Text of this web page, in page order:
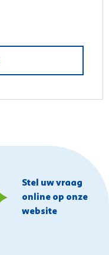
Stel uw vraag
online op onze
website